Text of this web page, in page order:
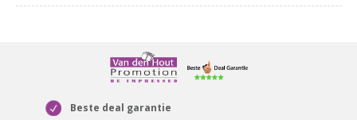
Beste deal garantie